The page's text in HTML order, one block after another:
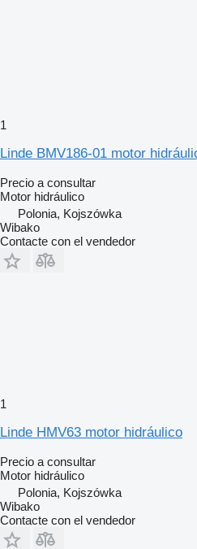
1
Linde BMV186-01 motor
Precio a consultar
Motor hidráulico
Polonia, Kojszówka
Wibako
Contacte con el vendedor
1
Linde HMV63 motor hidráulico
Precio a consultar
Motor hidráulico
Polonia, Kojszówka
Wibako
Contacte con el vendedor